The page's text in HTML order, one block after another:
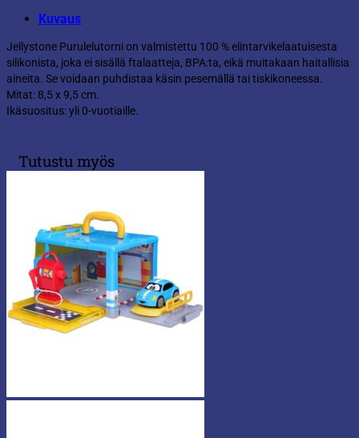
Kuvaus
Jellystone Purulelutorni on valmistettu 100 % elintarvikelaatuisesta
silikonista, joka ei sisällä ftalaatteja, BPA:ta, eikä muitakaan haitallisia
aineita. Se voidaan puhdistaa käsin pesemällä tai tiskikoneessa.
Mitat: 8,5 x 9,5 cm.
Ikäsuositus: yli 0-vuotiaille.
Tutustu myös